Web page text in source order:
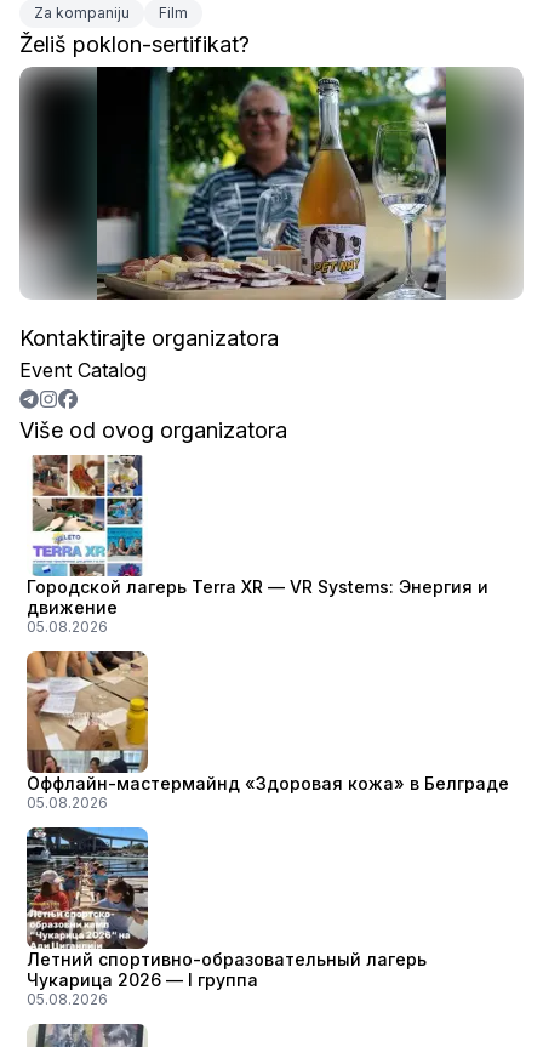
Za kompaniju Film
Želiš poklon-sertifikat?
Kontaktirajte organizatora
Event Catalog
Više od ovog organizatora
Городской лагерь Terra XR — VR Systems: Энергия и
движение
05.08.2026
Оффлайн-мастермайнд «Здоровая кожа» в Белграде
05.08.2026
Летний спортивно-образовательный лагерь
Чукарица 2026 — I группа
05.08.2026